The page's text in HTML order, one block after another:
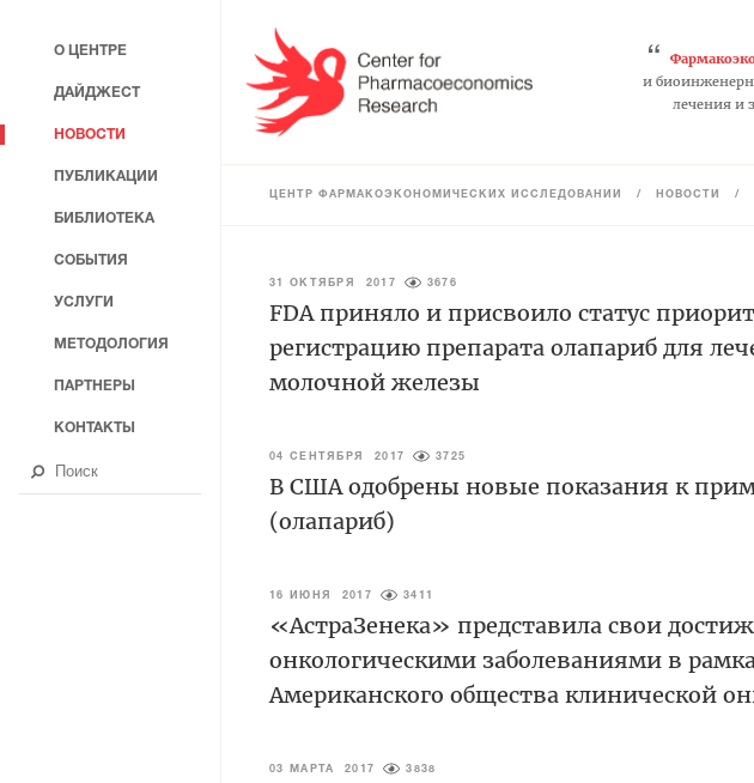
“
и
лечения и
ЦЕНТР ФАРМАКОЭКОНОМИЧЕСКИХ ИССЛЕДОВАНИЙ / НОВОСТИ /
31 ОКТЯБРЯ 2017 3676
FDA приняло и присвоило статус
регистрацию препарата олапариб для
молочной железы
04 СЕНТЯБРЯ 2017 3725
В США одобрены новые показания к
(олапариб)
16 ИЮНЯ 2017 3411
«АстраЗенека» представила свои
онкологическими заболеваниями в
Американского общества клинической
03 МАРТА 2017 3838
О ЦЕНТРЕ
ДАЙДЖЕСТ
НОВОСТИ
ПУБЛИКАЦИИ
БИБЛИОТЕКА
СОБЫТИЯ
УСЛУГИ
МЕТОДОЛОГИЯ
ПАРТНЕРЫ
КОНТАКТЫ